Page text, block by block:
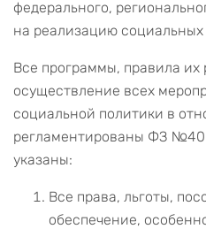
федерального,
на реализацию социальных
Все программы, правила их
осуществление всех
социальной политики в
регламентированы ФЗ №40
указаны:
Все права, льготы,
обеспечение,